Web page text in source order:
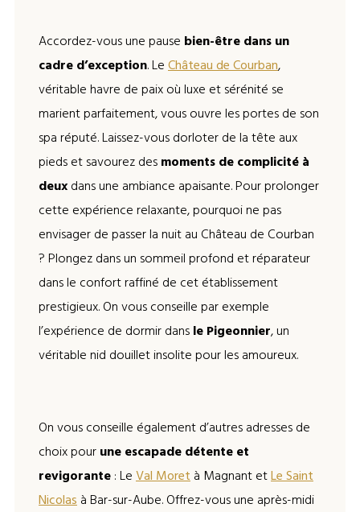
Accordez-vous une pause bien-être dans un
cadre d’exception. LeChâteau de Courban,
véritable havre de paix où luxe et sérénité se
marient parfaitement, vous ouvre les portes de son
spa réputé. Laissez-vous dorloter de la tête aux
pieds et savourez desmoments de complicité à
deuxdans une ambiance apaisante. Pour prolonger
cette expérience relaxante, pourquoi ne pas
envisager de passer la nuit au Château de Courban
? Plongez dans un sommeil profond et réparateur
dans le confort raffiné de cet établissement
prestigieux. On vous conseille par exemple
l’expérience de dormir dansle Pigeonnier, un
véritable nid douillet insolite pour les amoureux.
On vous conseille également d’autres adresses de
choix pourune escapade détente et
revigorante: LeVal Moretà Magnant etLe Saint
Nicolasà Bar-sur-Aube. Offrez-vous une après-midi